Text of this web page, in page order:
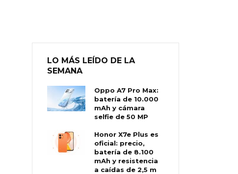
LO MÁS LEÍDO DE LA
SEMANA
Oppo A7 Pro Max:
batería de 10.000
mAh y cámara
selfie de 50 MP
Honor X7e Plus es
oficial: precio,
batería de 8.100
mAh y resistencia
a caídas de 2,5 m